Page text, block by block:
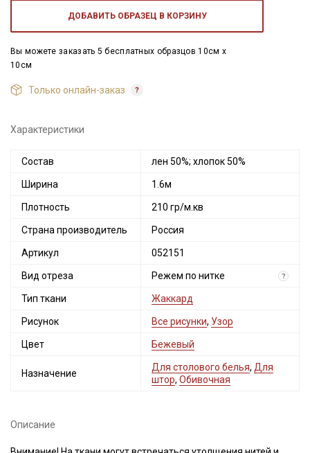
ДОБАВИТЬ ОБРАЗЕЦ В КОРЗИНУ
Вы можете заказать 5 бесплатных образцов 10см x
10см
Только онлайн-заказ
Характеристики
Состав лен 50%; хлопок 50%
Ширина 1.6м
Плотность 210 гр/м.кв
Страна производитель Россия
Артикул 052151
Вид отреза Режем по нитке ?
Тип ткани Жаккард
Рисунок Все рисунки, Узор
Цвет Бежевый
Назначение
Для столового белья, Для
штор, Обивочная
Описание